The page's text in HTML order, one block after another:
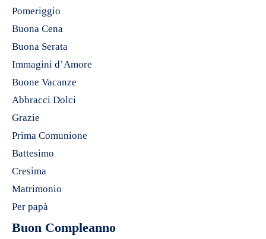
Pomeriggio
Buona Cena
Buona Serata
Immagini d’Amore
Buone Vacanze
Abbracci Dolci
Grazie
Prima Comunione
Battesimo
Cresima
Matrimonio
Per papà
Buon Compleanno